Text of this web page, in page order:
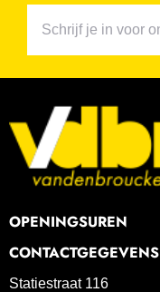
OPENINGSUREN
CONTACTGEGEVENS
Statiestraat 116